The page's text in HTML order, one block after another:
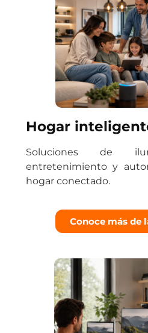
Hogar
Soluciones de
entretenimiento y
hogar conectado.
Conoce más de